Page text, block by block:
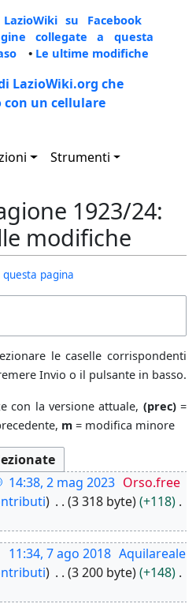
LazioWiki su Facebook
collegate a questa
• Le ultime modifiche
LazioWiki.org che
con un cellulare
Strumenti
1923/24:
modifiche
pagina
le caselle corrispondenti
Invio o il pulsante in basso.
con la versione attuale, (prec)=
m = modifica minore
14:38, 2 mag 2023 Orso.free
3 318 byte +118
11:34, 7 ago 2018 Aquilareale
3 200 byte +148